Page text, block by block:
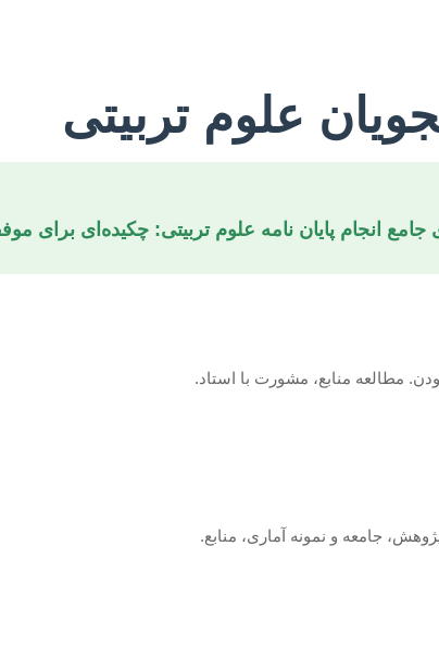
علوم تربیتی
جامع انجام پایان نامه علوم تربیتی: چکیده‌ای برای
مطالعه منابع، مشورت با استاد.
جامعه و نمونه آماری، منابع.